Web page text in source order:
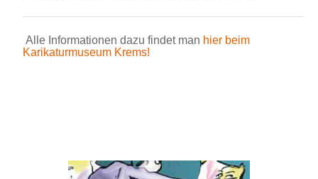
Alle Informationen dazu findet man hier beim
Karikaturmuseum Krems!